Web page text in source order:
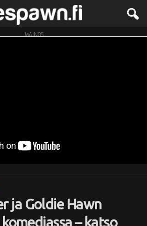
MAINOS
ja Goldie Hawn
– katso